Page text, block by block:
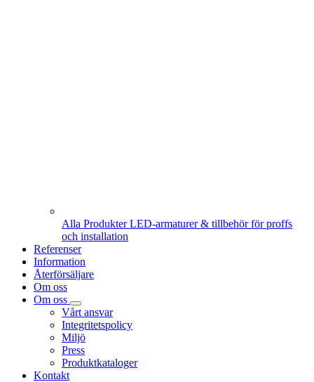
Alla Produkter LED-armaturer & tillbehör för proffs
och installation
Referenser
Information
Återförsäljare
Om oss
Om oss
Vårt ansvar
Integritetspolicy
Miljö
Press
Produktkataloger
Kontakt